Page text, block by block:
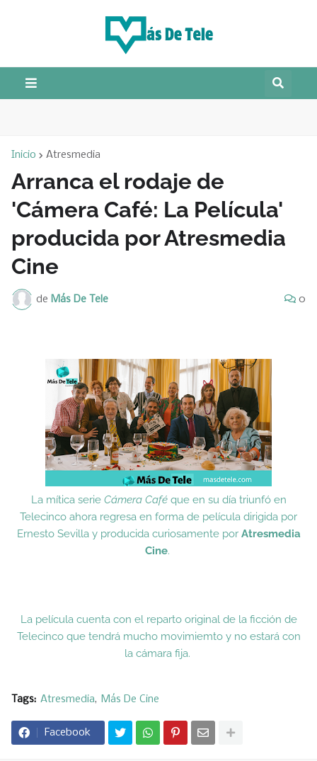
Inicio Atresmedia
Arranca el rodaje de
'Cámera Café: La Película'
producida por Atresmedia
Cine
de Más De Tele 0
La mítica serie Cámera Café que en su día triunfó en
Telecinco ahora regresa en forma de película dirigida por
Ernesto Sevilla y producida curiosamente por Atresmedia
Cine.
La película cuenta con el reparto original de la ficción de
Telecinco que tendrá mucho movimiemto y no estará con
la cámara fija.
Tags: Atresmedia Más De Cine
Facebook